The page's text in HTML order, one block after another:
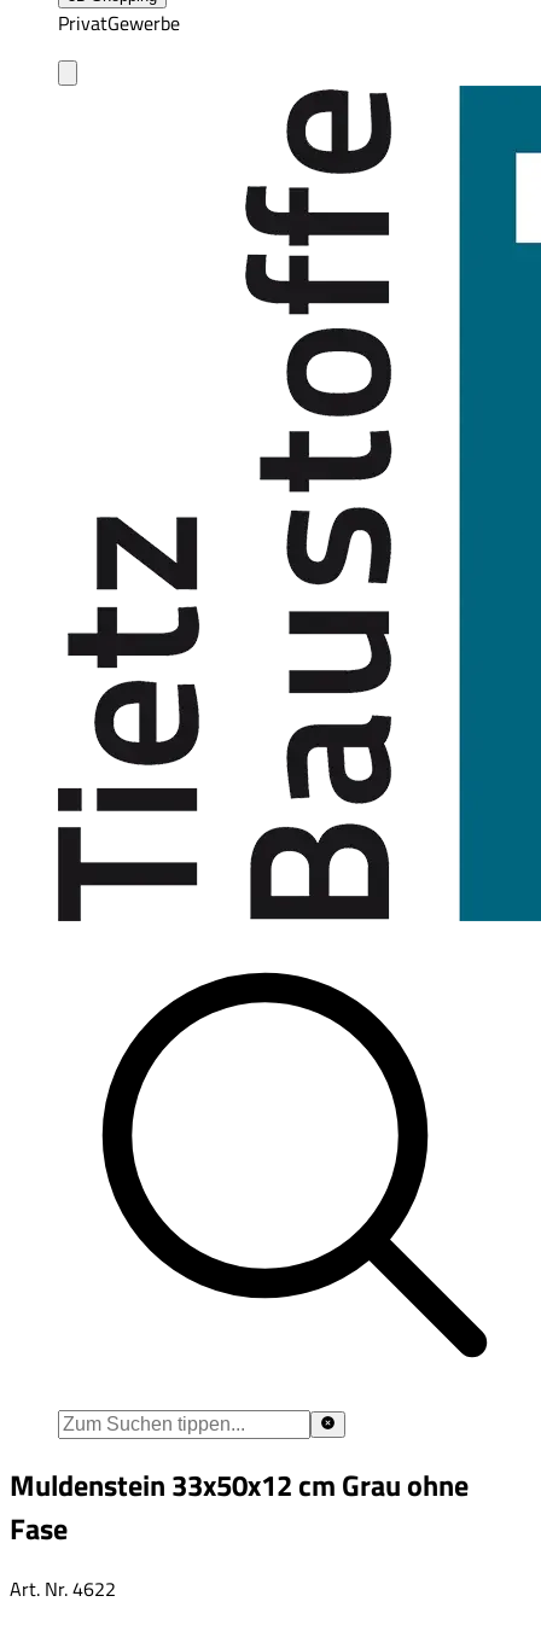
PrivatGewerbe
Muldenstein 33x50x12 cm Grau ohne
Fase
Art. Nr.4622